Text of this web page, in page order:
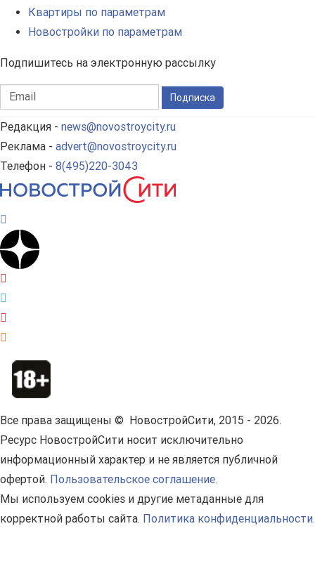
Квартиры по параметрам
Новостройки по параметрам
Подпишитесь на электронную рассылку
Подписка
Редакция - news@novostroycity.ru
Реклама - advert@novostroycity.ru
Телефон - 8(495)220-3043
Все права защищены © НовостройСити, 2015 - 2026.
Ресурс НовостройСити носит исключительно
информационный характер и не является публичной
офертой. Пользовательское соглашение.
Мы используем cookies и другие метаданные для
корректной работы сайта. Политика конфиденциальности.